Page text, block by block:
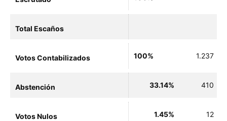
Total Escaños
Votos Contabilizados 100% 1.237
Abstención 33.14% 410
Votos Nulos 1.45% 12